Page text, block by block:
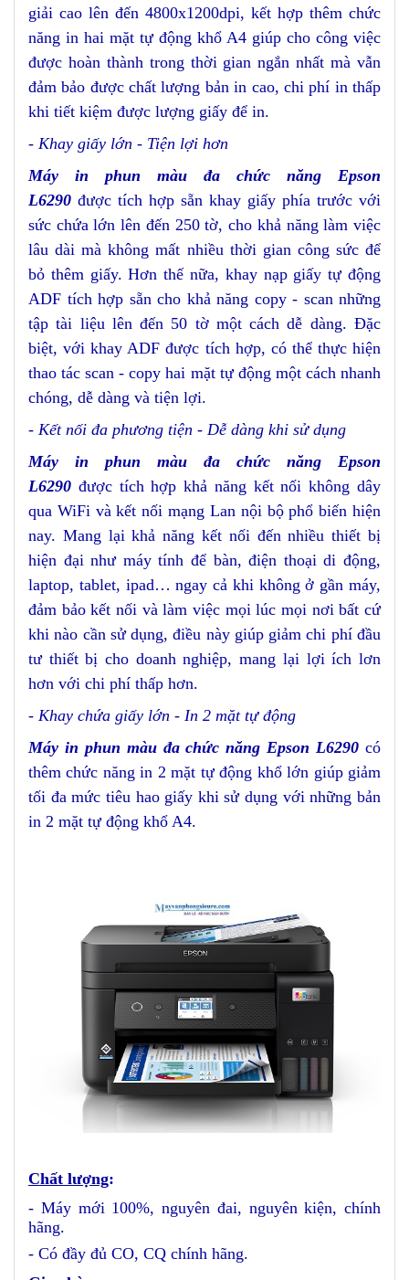
giải cao lên đến 4800x1200dpi, kết hợp thêm chức
năng in hai mặt tự động khổ A4 giúp cho công việc
được hoàn thành trong thời gian ngắn nhất mà vẫn
đảm bảo được chất lượng bản in cao, chi phí in thấp
khi tiết kiệm được lượng giấy để in.
- Khay giấy lớn - Tiện lợi hơn
Máy in phun màu đa chức năng Epson
L6290 được tích hợp sẵn khay giấy phía trước với
sức chứa lớn lên đến 250 tờ, cho khả năng làm việc
lâu dài mà không mất nhiều thời gian công sức để
bỏ thêm giấy. Hơn thế nữa, khay nạp giấy tự động
ADF tích hợp sẵn cho khả năng copy - scan những
tập tài liệu lên đến 50 tờ một cách dễ dàng. Đặc
biệt, với khay ADF được tích hợp, có thể thực hiện
thao tác scan - copy hai mặt tự động một cách nhanh
chóng, dễ dàng và tiện lợi.
- Kết nối đa phương tiện - Dễ dàng khi sử dụng
Máy in phun màu đa chức năng Epson
L6290 được tích hợp khả năng kết nối không dây
qua WiFi và kết nối mạng Lan nội bộ phổ biến hiện
nay. Mang lại khả năng kết nối đến nhiều thiết bị
hiện đại như máy tính để bàn, điện thoại di động,
laptop, tablet, ipad… ngay cả khi không ở gần máy,
đảm bảo kết nối và làm việc mọi lúc mọi nơi bất cứ
khi nào cần sử dụng, điều này giúp giảm chi phí đầu
tư thiết bị cho doanh nghiệp, mang lại lợi ích lơn
hơn với chi phí thấp hơn.
- Khay chứa giấy lớn - In 2 mặt tự động
Máy in phun màu đa chức năng Epson L6290 có
thêm chức năng in 2 mặt tự động khổ lớn giúp giảm
tối đa mức tiêu hao giấy khi sử dụng với những bản
in 2 mặt tự động khổ A4.
Chất lượng:
- Máy mới 100%, nguyên đai, nguyên kiện, chính
hãng.
- Có đầy đủ CO, CQ chính hãng.